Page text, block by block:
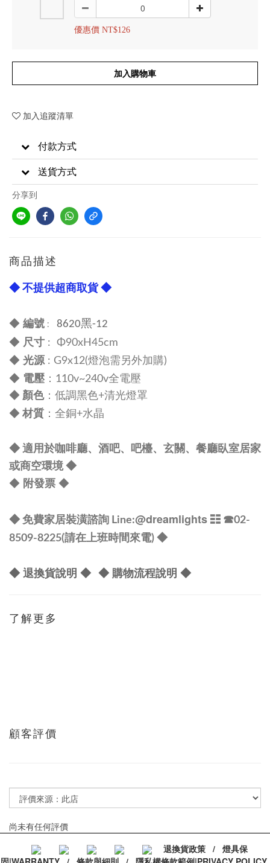
優惠價 NT$126
加入購物車
加入追蹤清單
付款方式
送貨方式
分享到
商品描述
◆ 不提供超商取貨 ◆
◆ 編號 : 8620黑-12
◆ 尺寸 : Φ90xH45cm
◆ 光源 : G9x12(燈泡需另外加購)
◆ 電壓 ：110v~240v全電壓
◆ 顏色：低調黑色+清光燈罩
◆ 材質 ：全銅+水晶
◆ 適用於咖啡廳、 酒吧、吧檯、 玄關 、 餐廳臥室居家
或商空環境 ◆
◆ 附發票 ◆
◆ 免費家居裝潢諮詢 Line:@dreamlights ☷ ☎02-
8509-8225(請在上班時間來電) ◆
◆ 退換貨說明 ◆ ◆ 購物流程說明 ◆
了解更多
顧客評價
尚未有任何評價
退換貨政策 / 燈具保